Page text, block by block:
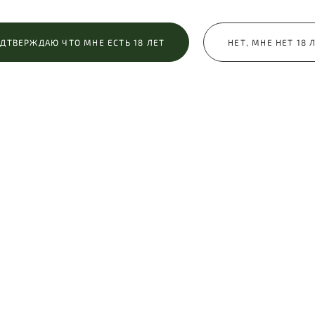
ЧТО МНЕ ЕСТЬ 18 ЛЕТ НЕТ, МНЕ НЕТ 18